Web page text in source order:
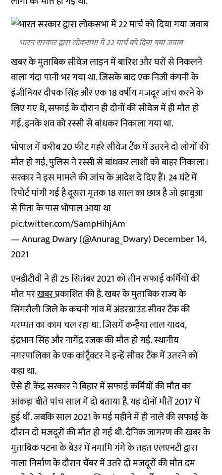
भारत सरकार द्वारा लोकसभा में 22 मार्च को दिया गया जवाब
खबर के मुताबिक सीवेज लाइन में बारिश और घरों से निकलने
वाला गंदा पानी भर गया था. जिसके बाद एक निजी कंपनी के
इंजीनियर दीपक सिंह और एक 18 वर्षीय मजदूर जांच करने के
लिए गए थे, सफाई के दौरान ही दोनों की सीवेज में ही मौत हो
गई. इनके शव को रस्सी से बांधकर निकाला गया था.
भोपाल में करीब 20 फीट गहरे सीवेज टैंक में उतरने दो लोगों की
मौत हो गई, पुलिस ने रस्सी से बांधकर लाशों को बाहर निकाला।
सरकार ने इस मामले की जांच के आदेश दे दिए हैं। 24 घंटे में
रिपोर्ट मांगी गई है दूसरा मृतक 18 साल का छात्र है जो झाबुआ
से पिता के पास भोपाल आया था
pic.twitter.com/SampHihjAm
— Anurag Dwary (@Anurag_Dwary)December 14,
2021
एनडीटीवी ने ही 25 सितंबर 2021 को तीन सफाई कर्मियों की
मौत परखबरप्रकाशित की है. खबर के मुताबिक राज्य के
सिंगरौली जिले के कचनी गांव में अंडरग्राउंड सीवर टैंक की
मरम्मत का काम चल रहा था. जिसमें कन्हैया लाल यादव,
इंद्रभान सिंह और नागेंद्र रजक की मौत हो गई. स्थानीय
नगरपालिका के एक कांट्रैक्टर ने इन्हें सीवर टैंक में उतरने को
कहा था.
ऐसे ही केंद्र सरकार ने बिहार में सफाई कर्मियों की मौत का
आंकड़ा बीते पांच साल में दो बताया है. यह दोनों मौतें 2017 में
हुई थीं. जबकि साल 2021 के मई महीने में ही नाले की सफाई के
दौरान दो मजदूरों की मौत हो गई थी. दैनिक जागरण कीखबरके
मुताबिक पटना के बेउर मेंनमामि गंगे के तहत एलएनटी द्वारा
नाला निर्माण के दौरान चैंबर में उतरे दो मजदूरों की मौत दम